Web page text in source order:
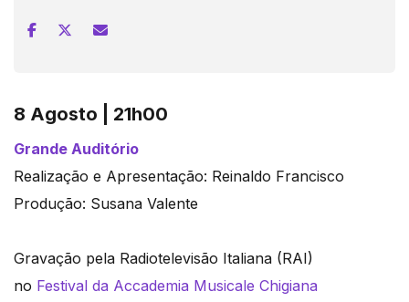
8 Agosto | 21h00
Grande Auditório
Realização e Apresentação: Reinaldo Francisco
Produção: Susana Valente
Gravação pela Radiotelevisão Italiana (RAI)
no Festival da Accademia Musicale Chigiana